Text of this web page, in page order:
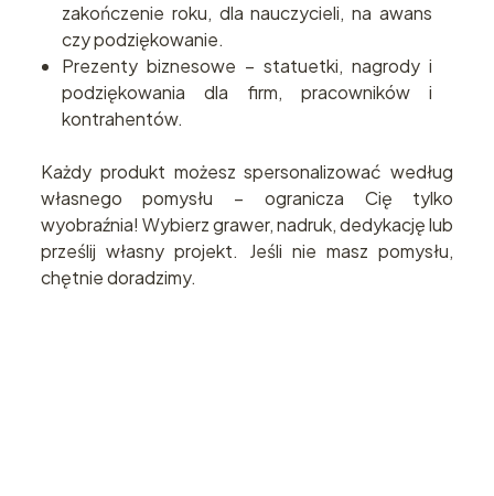
zakończenie roku, dla nauczycieli, na awans
czy podziękowanie.
Prezenty biznesowe – statuetki, nagrody i
podziękowania dla firm, pracowników i
kontrahentów.
Każdy produkt możesz spersonalizować według
własnego pomysłu – ogranicza Cię tylko
wyobraźnia! Wybierz grawer, nadruk, dedykację lub
prześlij własny projekt. Jeśli nie masz pomysłu,
chętnie doradzimy.